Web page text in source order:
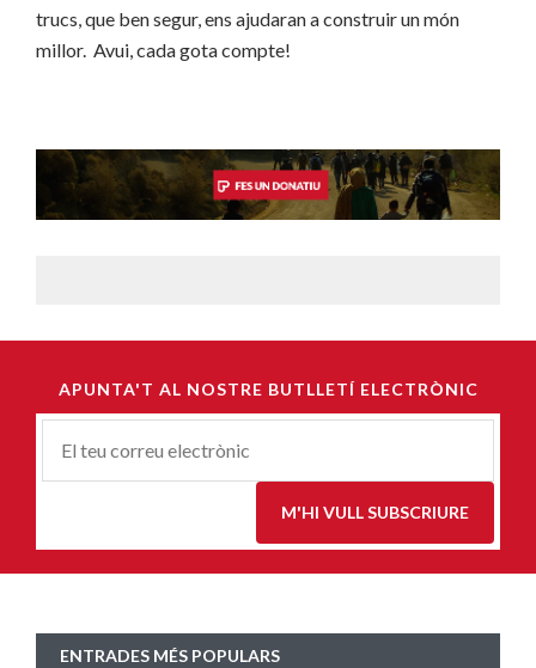
trucs, que ben segur, ens ajudaran a construir un món
millor. Avui, cada gota compte!
APUNTA'T AL NOSTRE BUTLLETÍ ELECTRÒNIC
Correu-
M'HI VULL SUBSCRIURE
ENTRADES MÉS POPULARS